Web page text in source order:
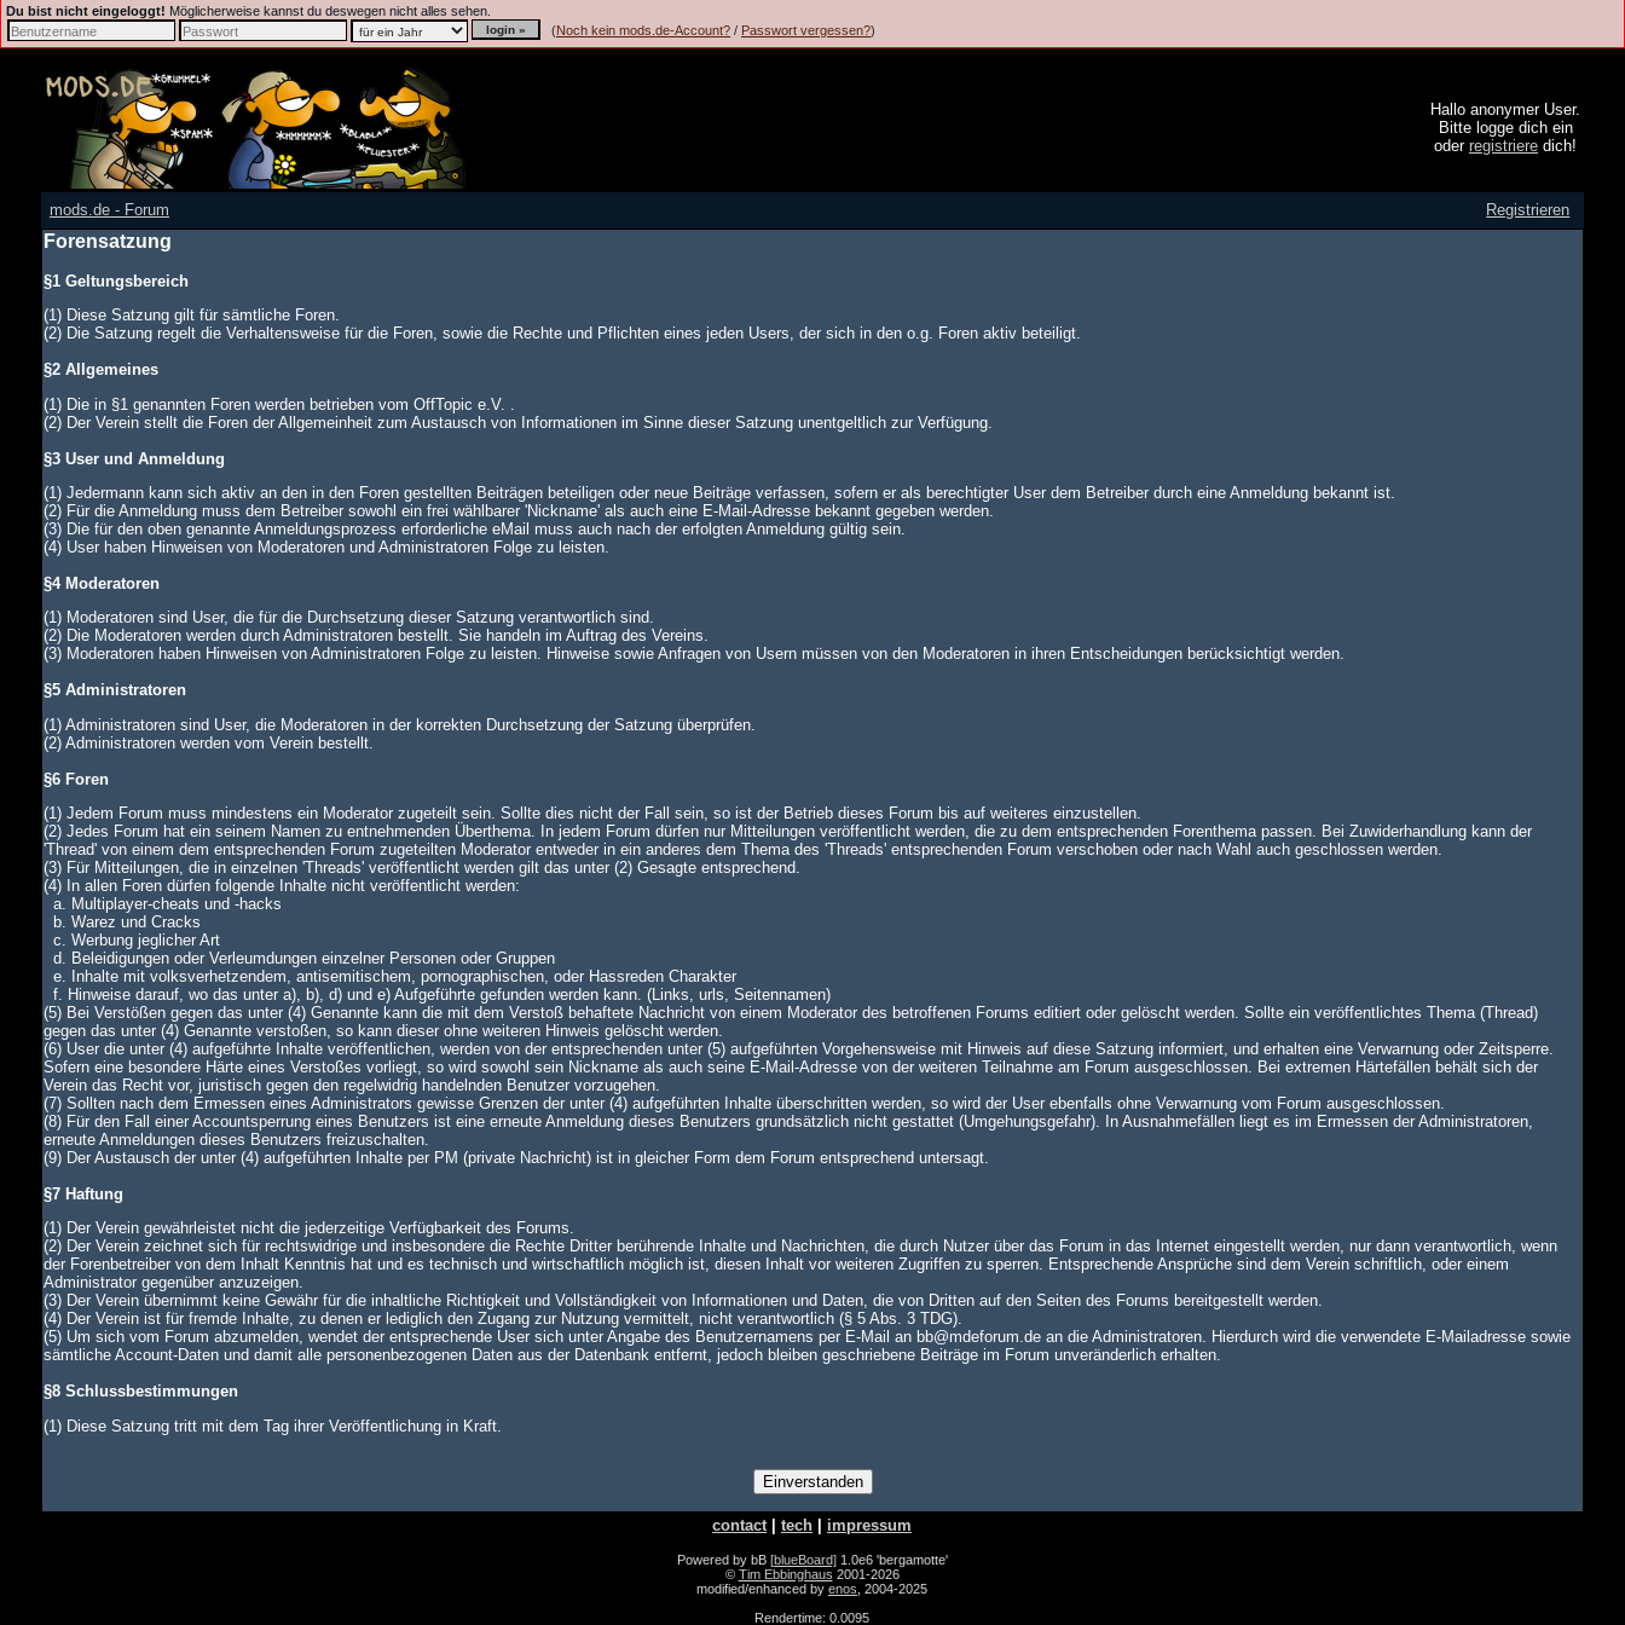
Du bist nicht eingeloggt! Möglicherweise kannst du deswegen nicht alles sehen.
(Noch kein mods.de-Account? / Passwort vergessen?)
Hallo anonymer User.
Bitte logge dich ein
oder registriere dich!
mods.de - Forum Registrieren
Forensatzung
§1 Geltungsbereich
(1) Diese Satzung gilt für sämtliche Foren.
(2) Die Satzung regelt die Verhaltensweise für die Foren, sowie die Rechte und Pflichten eines jeden Users, der sich in den o.g. Foren aktiv beteiligt.
§2 Allgemeines
(1) Die in §1 genannten Foren werden betrieben vom OffTopic e.V. .
(2) Der Verein stellt die Foren der Allgemeinheit zum Austausch von Informationen im Sinne dieser Satzung unentgeltlich zur Verfügung.
§3 User und Anmeldung
(1) Jedermann kann sich aktiv an den in den Foren gestellten Beiträgen beteiligen oder neue Beiträge verfassen, sofern er als berechtigter User dem Betreiber durch eine Anmeldung bekannt ist.
(2) Für die Anmeldung muss dem Betreiber sowohl ein frei wählbarer 'Nickname' als auch eine E-Mail-Adresse bekannt gegeben werden.
(3) Die für den oben genannte Anmeldungsprozess erforderliche eMail muss auch nach der erfolgten Anmeldung gültig sein.
(4) User haben Hinweisen von Moderatoren und Administratoren Folge zu leisten.
§4 Moderatoren
(1) Moderatoren sind User, die für die Durchsetzung dieser Satzung verantwortlich sind.
(2) Die Moderatoren werden durch Administratoren bestellt. Sie handeln im Auftrag des Vereins.
(3) Moderatoren haben Hinweisen von Administratoren Folge zu leisten. Hinweise sowie Anfragen von Usern müssen von den Moderatoren in ihren Entscheidungen berücksichtigt werden.
§5 Administratoren
(1) Administratoren sind User, die Moderatoren in der korrekten Durchsetzung der Satzung überprüfen.
(2) Administratoren werden vom Verein bestellt.
§6 Foren
(1) Jedem Forum muss mindestens ein Moderator zugeteilt sein. Sollte dies nicht der Fall sein, so ist der Betrieb dieses Forum bis auf weiteres einzustellen.
(2) Jedes Forum hat ein seinem Namen zu entnehmenden Überthema. In jedem Forum dürfen nur Mitteilungen veröffentlicht werden, die zu dem entsprechenden Forenthema passen. Bei Zuwiderhandlung kann der
'Thread' von einem dem entsprechenden Forum zugeteilten Moderator entweder in ein anderes dem Thema des 'Threads' entsprechenden Forum verschoben oder nach Wahl auch geschlossen werden.
(3) Für Mitteilungen, die in einzelnen 'Threads' veröffentlicht werden gilt das unter (2) Gesagte entsprechend.
(4) In allen Foren dürfen folgende Inhalte nicht veröffentlicht werden:
a. Multiplayer-cheats und -hacks
b. Warez und Cracks
c. Werbung jeglicher Art
d. Beleidigungen oder Verleumdungen einzelner Personen oder Gruppen
e. Inhalte mit volksverhetzendem, antisemitischem, pornographischen, oder Hassreden Charakter
f. Hinweise darauf, wo das unter a), b), d) und e) Aufgeführte gefunden werden kann. (Links, urls, Seitennamen)
(5) Bei Verstößen gegen das unter (4) Genannte kann die mit dem Verstoß behaftete Nachricht von einem Moderator des betroffenen Forums editiert oder gelöscht werden. Sollte ein veröffentlichtes Thema (Thread)
gegen das unter (4) Genannte verstoßen, so kann dieser ohne weiteren Hinweis gelöscht werden.
(6) User die unter (4) aufgeführte Inhalte veröffentlichen, werden von der entsprechenden unter (5) aufgeführten Vorgehensweise mit Hinweis auf diese Satzung informiert, und erhalten eine Verwarnung oder Zeitsperre.
Sofern eine besondere Härte eines Verstoßes vorliegt, so wird sowohl sein Nickname als auch seine E-Mail-Adresse von der weiteren Teilnahme am Forum ausgeschlossen. Bei extremen Härtefällen behält sich der
Verein das Recht vor, juristisch gegen den regelwidrig handelnden Benutzer vorzugehen.
(7) Sollten nach dem Ermessen eines Administrators gewisse Grenzen der unter (4) aufgeführten Inhalte überschritten werden, so wird der User ebenfalls ohne Verwarnung vom Forum ausgeschlossen.
(8) Für den Fall einer Accountsperrung eines Benutzers ist eine erneute Anmeldung dieses Benutzers grundsätzlich nicht gestattet (Umgehungsgefahr). In Ausnahmefällen liegt es im Ermessen der Administratoren,
erneute Anmeldungen dieses Benutzers freizuschalten.
(9) Der Austausch der unter (4) aufgeführten Inhalte per PM (private Nachricht) ist in gleicher Form dem Forum entsprechend untersagt.
§7 Haftung
(1) Der Verein gewährleistet nicht die jederzeitige Verfügbarkeit des Forums.
(2) Der Verein zeichnet sich für rechtswidrige und insbesondere die Rechte Dritter berührende Inhalte und Nachrichten, die durch Nutzer über das Forum in das Internet eingestellt werden, nur dann verantwortlich, wenn
der Forenbetreiber von dem Inhalt Kenntnis hat und es technisch und wirtschaftlich möglich ist, diesen Inhalt vor weiteren Zugriffen zu sperren. Entsprechende Ansprüche sind dem Verein schriftlich, oder einem
Administrator gegenüber anzuzeigen.
(3) Der Verein übernimmt keine Gewähr für die inhaltliche Richtigkeit und Vollständigkeit von Informationen und Daten, die von Dritten auf den Seiten des Forums bereitgestellt werden.
(4) Der Verein ist für fremde Inhalte, zu denen er lediglich den Zugang zur Nutzung vermittelt, nicht verantwortlich (§ 5 Abs. 3 TDG).
(5) Um sich vom Forum abzumelden, wendet der entsprechende User sich unter Angabe des Benutzernamens per E-Mail an bb@mdeforum.de an die Administratoren. Hierdurch wird die verwendete E-Mailadresse sowie
sämtliche Account-Daten und damit alle personenbezogenen Daten aus der Datenbank entfernt, jedoch bleiben geschriebene Beiträge im Forum unveränderlich erhalten.
§8 Schlussbestimmungen
(1) Diese Satzung tritt mit dem Tag ihrer Veröffentlichung in Kraft.
contact| tech impressum
Powered by bB [blueBoard] 1.0e6 'bergamotte'
© Tim Ebbinghaus 2001-2026
modified/enhanced by enos , 2004-2025
Rendertime: 0.0095